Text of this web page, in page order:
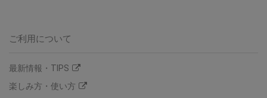
ご利用について
最新情報・TIPS
楽しみ方・使い方